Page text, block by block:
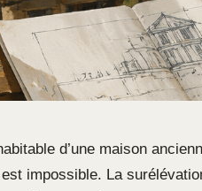
d’une maison
est impossible. La